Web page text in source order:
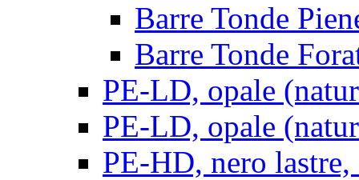
Barre Tonde
Barre Tonde
PE-LD, opale
PE-LD, opale
PE-HD, nero lastre,